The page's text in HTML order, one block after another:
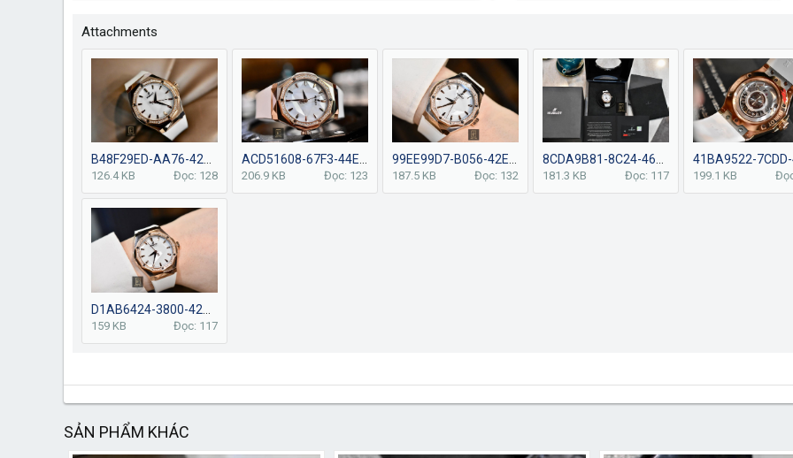
Attachments
B48F29ED-AA76-42AC-8AA3-C24891BA2349.jpeg
126.4 KB Đọc: 128
ACD51608-67F3-44E4-868C-F8849F6D4BE4.jpeg
206.9 KB Đọc: 123
99EE99D7-B056-42EC-B901-66A044FA3508.jpeg
187.5 KB Đọc: 132
8CDA9B81-8C24-4645-9C66-E6E320C55360.jpeg
181.3 KB Đọc: 117 199.1 KB
159 KB Đọc: 117
SẢN PHẨM KHÁC